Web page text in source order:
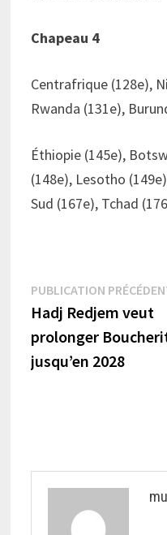
Chapeau 4
Centrafrique (128e),
Rwanda (131e),
Éthiopie (145e),
(148e), Lesotho
Sud (167e), Tchad
Navigation
de
l’article
PUBLICATION
Hadj Redjem veut
prolonger
jusqu’en 2028